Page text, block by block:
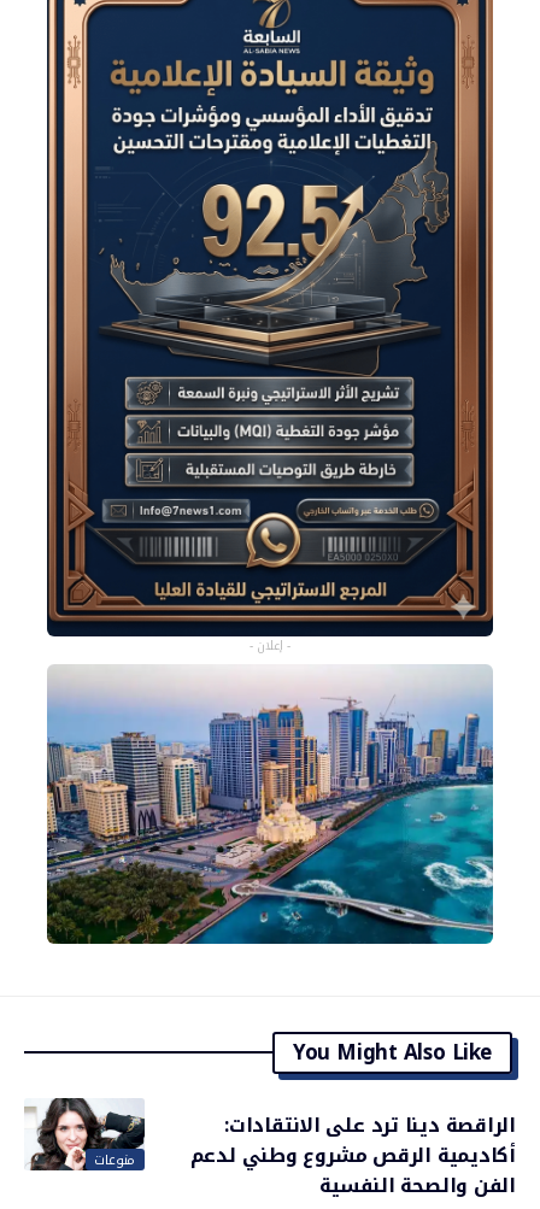
- إعلان -
You Might Also Like
منوعات
الراقصة دينا ترد على الانتقادات:
أكاديمية الرقص مشروع وطني لدعم
الفن والصحة النفسية